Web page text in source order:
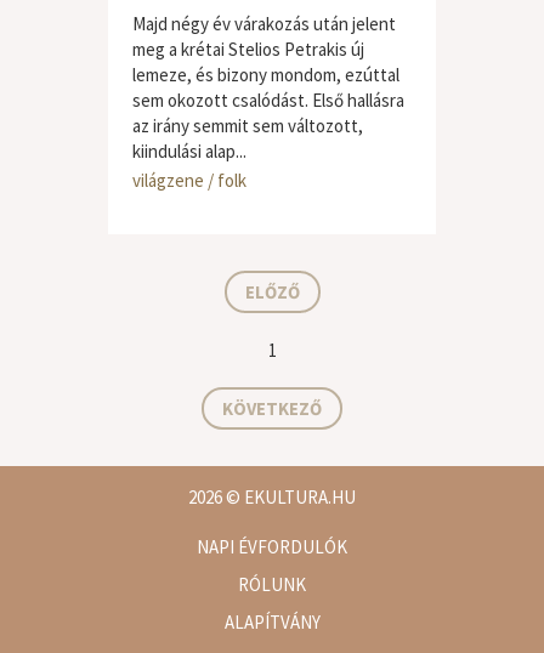
Majd négy év várakozás után jelent
meg a krétai Stelios Petrakis új
lemeze, és bizony mondom, ezúttal
sem okozott csalódást. Első hallásra
az irány semmit sem változott,
kiindulási alap...
világzene / folk
ELŐZŐ
1
KÖVETKEZŐ
2026© EKULTURA.HU
NAPI ÉVFORDULÓK
RÓLUNK
ALAPÍTVÁNY